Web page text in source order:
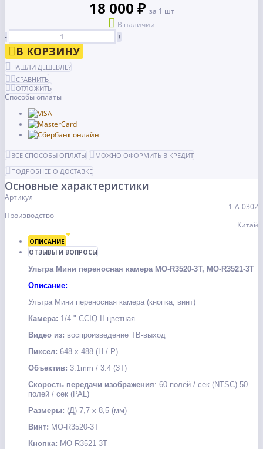
18 000 ₽ за 1 шт
В наличии
-
+
В КОРЗИНУ
НАШЛИ ДЕШЕВЛЕ?
СРАВНИТЬ
ОТЛОЖИТЬ
Способы оплаты
ВСЕ СПОСОБЫ ОПЛАТЫ
МОЖНО ОФОРМИТЬ В КРЕДИТ
ПОДРОБНЕЕ О ДОСТАВКЕ
Основные характеристики
Артикул
1-А-0302
Производство
Китай
ОПИСАНИЕ
ОТЗЫВЫ И ВОПРОСЫ
Ультра Мини переносная камера MO-R3520-3Т, МО-R3521-3Т
Описание:
Ультра Мини переносная камера (кнопка, винт)
Камера: 1/4 " CCIQ II цветная
Видео из: воспроизведение ТВ-выход
Пиксел: 648 х 488 (Н / Р)
Объектив: 3.1mm / 3.4 (3T)
Скорость передачи изображения: 60 полей / сек (NTSC) 50
полей / сек (PAL)
Размеры: (Д) 7,7 х 8,5 (мм)
Винт: MO-R3520-3T
Кнопка: MO-R3521-3T